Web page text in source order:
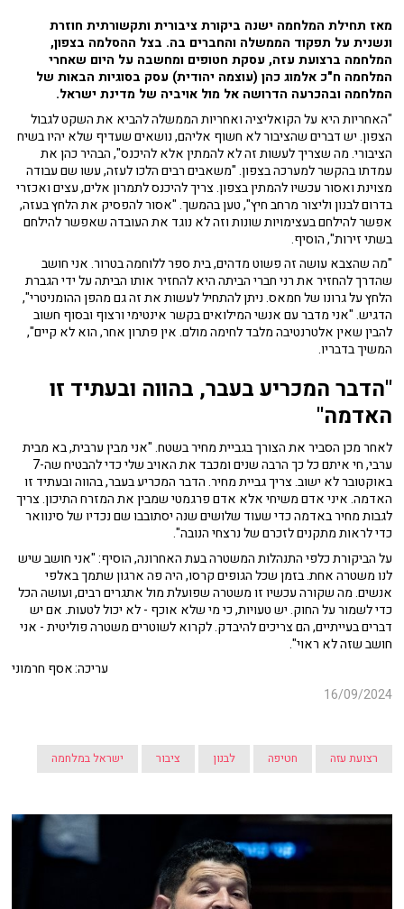
מאז תחילת המלחמה ישנה ביקורת ציבורית ותקשורתית חוזרת
ונשנית על תפקוד הממשלה והחברים בה. בצל ההסלמה בצפון,
המלחמה ברצועת עזה, עסקת חטופים ומחשבה על היום שאחרי
המלחמה ח"כ אלמוג כהן (עוצמה יהודית) עסק בסוגיות הבאות של
המלחמה ובהכרעה הדרושה אל מול אויביה של מדינת ישראל.
"האחריות היא על הקואליציה ואחריות הממשלה להביא את השקט לגבול
הצפון. יש דברים שהציבור לא חשוף אליהם, נושאים שעדיף שלא יהיו בשיח
הציבורי. מה שצריך לעשות זה לא להמתין אלא להיכנס", הבהיר כהן את
עמדתו בהקשר למערכה בצפון. "משאבים רבים הלכו לעזה, עשו שם עבודה
מצוינת ואסור עכשיו להמתין בצפון. צריך להיכנס לתמרון אלים, עצים ואכזרי
בדרום לבנון וליצור מרחב חיץ", טען בהמשך. "אסור להפסיק את הלחץ בעזה,
אפשר להילחם בעצימויות שונות וזה לא נוגד את העובדה שאפשר להילחם
בשתי זירות", הוסיף.
"מה שהצבא עושה זה פשוט מדהים, בית ספר ללוחמה בטרור. אני חושב
שהדרך להחזיר את רני חברי הביתה היא להחזיר אותו הביתה על ידי הגברת
הלחץ על גרונו של חמאס. ניתן להתחיל לעשות את זה גם מהפן ההומניטרי",
הדגיש. "אני מדבר עם אנשי המילואים בקשר אינטימי ורצוף ובסוף חשוב
להבין שאין אלטרנטיבה מלבד לחימה מולם. אין פתרון אחר, הוא לא קיים",
המשיך בדבריו.
"הדבר המכריע בעבר, בהווה ובעתיד זו
האדמה"
לאחר מכן הסביר את הצורך בגביית מחיר בשטח. "אני מבין ערבית, בא מבית
ערבי, חי איתם כל כך הרבה שנים ומכבד את האויב שלי כדי להבטיח שה-7
באוקטובר לא ישוב. צריך גביית מחיר. הדבר המכריע בעבר, בהווה ובעתיד זו
האדמה. איני אדם משיחי אלא אדם פרגמטי שמבין את המזרח התיכון. צריך
לגבות מחיר באדמה כדי שעוד שלושים שנה יסתובבו שם נכדיו של סינוואר
כדי לראות מתקנים לזכרם של נרצחי הנובה".
על הביקורת כלפי התנהלות המשטרה בעת האחרונה, הוסיף: "אני חושב שיש
לנו משטרה אחת. בזמן שכל הגופים קרסו, היה פה ארגון שתמך באלפי
אנשים. מה שקורה עכשיו זו משטרה שפועלת מול אתגרים רבים, ועושה הכל
כדי לשמור על החוק. יש טעויות, כי מי שלא אוכף - לא יכול לטעות. אם יש
דברים בעייתיים, הם צריכים להיבדק. לקרוא לשוטרים משטרה פוליטית - אני
חושב שזה לא ראוי".
עריכה: אסף חרמוני
16/09/2024
רצועת עזה חטיפה לבנון ציבור ישראל במלחמה